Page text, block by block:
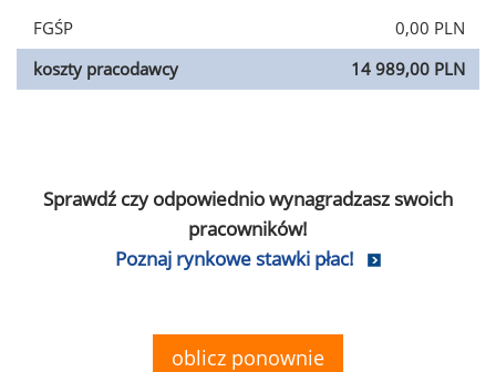
FGŚP
0,00 PLN
koszty pracodawcy
14 989,00 PLN
Sprawdź czy odpowiednio wynagradzasz swoich
pracowników!
Poznaj rynkowe stawki płac!
oblicz ponownie